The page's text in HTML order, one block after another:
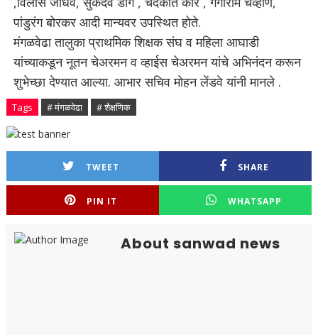
पांडुरंग बोरकर आदी मान्यवर उपस्थित होते.
मंगळवेढा तालुका प्राथमिक शिक्षक संघ व महिला आघाडी
यांच्याकडून नूतन चेअरमन व व्हाईस चेअरमन यांचे अभिनंदन करून
शुभेच्छा देण्यात आल्या. आभार सचिव मोहन लेंडवे यांनी मानले .
Tags # मंगळवेढा # शैक्षणिक
TWEET SHARE
PIN IT WHATSAPP
About sanwad news